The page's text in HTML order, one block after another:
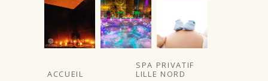
À partir de À partir de
ACCUEIL
SPA PRIVATIF
LILLE NORD